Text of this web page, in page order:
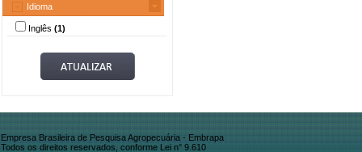
Idioma
Inglês (1)
Empresa Brasileira de Pesquisa Agropecuária - Embrapa
Todos os direitos reservados, conforme Lei n° 9.610